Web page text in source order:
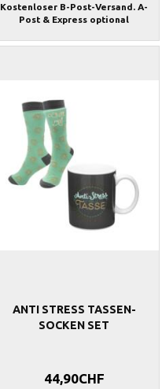
Kostenloser B-Post-Versand. A-
Post & Express optional
ANTI STRESS TASSEN-
SOCKEN SET
44,90CHF